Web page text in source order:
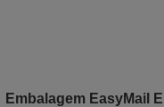
Embalagem EasyMail